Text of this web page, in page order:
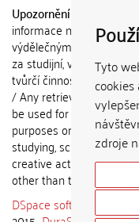
Tyto
zdroje
Upozornění / Notice:
informace nemohou být
výdělečným účelům
za studijní, vědeckou
tvůrčí činnost jiné osoby
/ Any retrieved
be used for any
purposes or claimed as
studying, scientific or
creative activities of any
other than the author.
DSpace software